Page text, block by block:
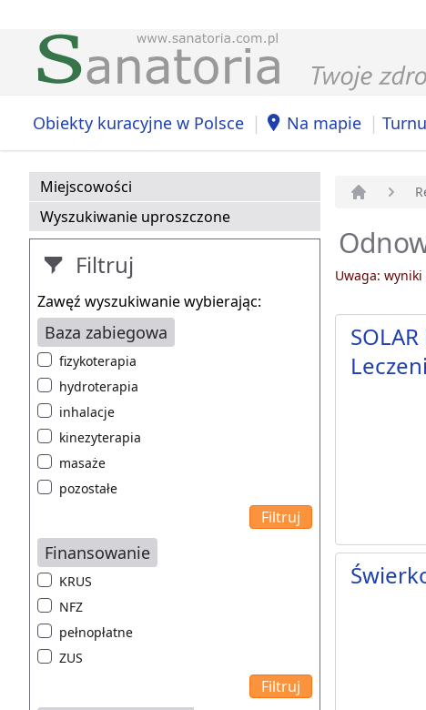
Obiekty kuracyjne w Polsce | Na mapie |
Miejscowości
Wyszukiwanie uproszczone
Filtruj
Zawęź wyszukiwanie wybierając:
Baza zabiegowa
fizykoterapia
hydroterapia
inhalacje
kinezyterapia
masaże
pozostałe
Finansowanie
KRUS
NFZ
pełnopłatne
ZUS
Uwaga: